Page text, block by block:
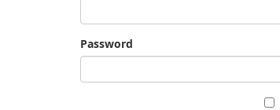
Password